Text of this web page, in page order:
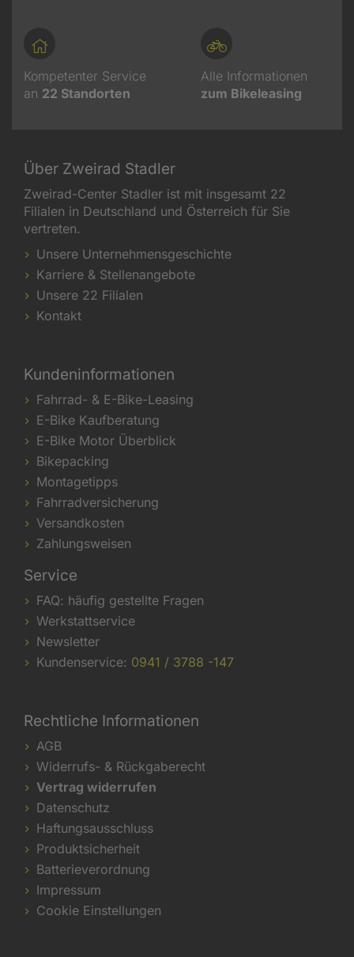
Kompetenter Service
an 22 Standorten
Alle Informationen
zum Bikeleasing
Über Zweirad Stadler
Zweirad-Center Stadler ist mit insgesamt 22
Filialen in Deutschland und Österreich für Sie
vertreten.
Unsere Unternehmensgeschichte
Karriere & Stellenangebote
Unsere 22 Filialen
Kontakt
Kundeninformationen
Fahrrad- & E-Bike-Leasing
E-Bike Kaufberatung
E-Bike Motor Überblick
Bikepacking
Montagetipps
Fahrradversicherung
Versandkosten
Zahlungsweisen
Service
FAQ: häufig gestellte Fragen
Werkstattservice
Newsletter
Kundenservice: 0941 / 3788 -147
Rechtliche Informationen
AGB
Widerrufs- & Rückgaberecht
Vertrag widerrufen
Datenschutz
Haftungsausschluss
Produktsicherheit
Batterieverordnung
Impressum
Cookie Einstellungen